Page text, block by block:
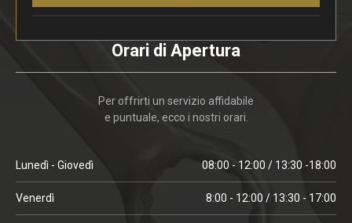
Orari di Apertura
Per offrirti un servizio affidabile
e puntuale, ecco i nostri orari.
Lunedì - Giovedì 08:00 - 12:00 / 13:30 -18:00
Venerdì 8:00 - 12:00 / 13:30 - 17:00